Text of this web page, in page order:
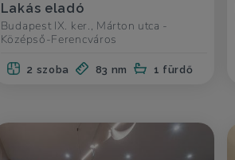
Lakás eladó
Budapest IX. ker., Márton utca -
Középső-Ferencváros
2 szoba 83 nm 1 fürdő